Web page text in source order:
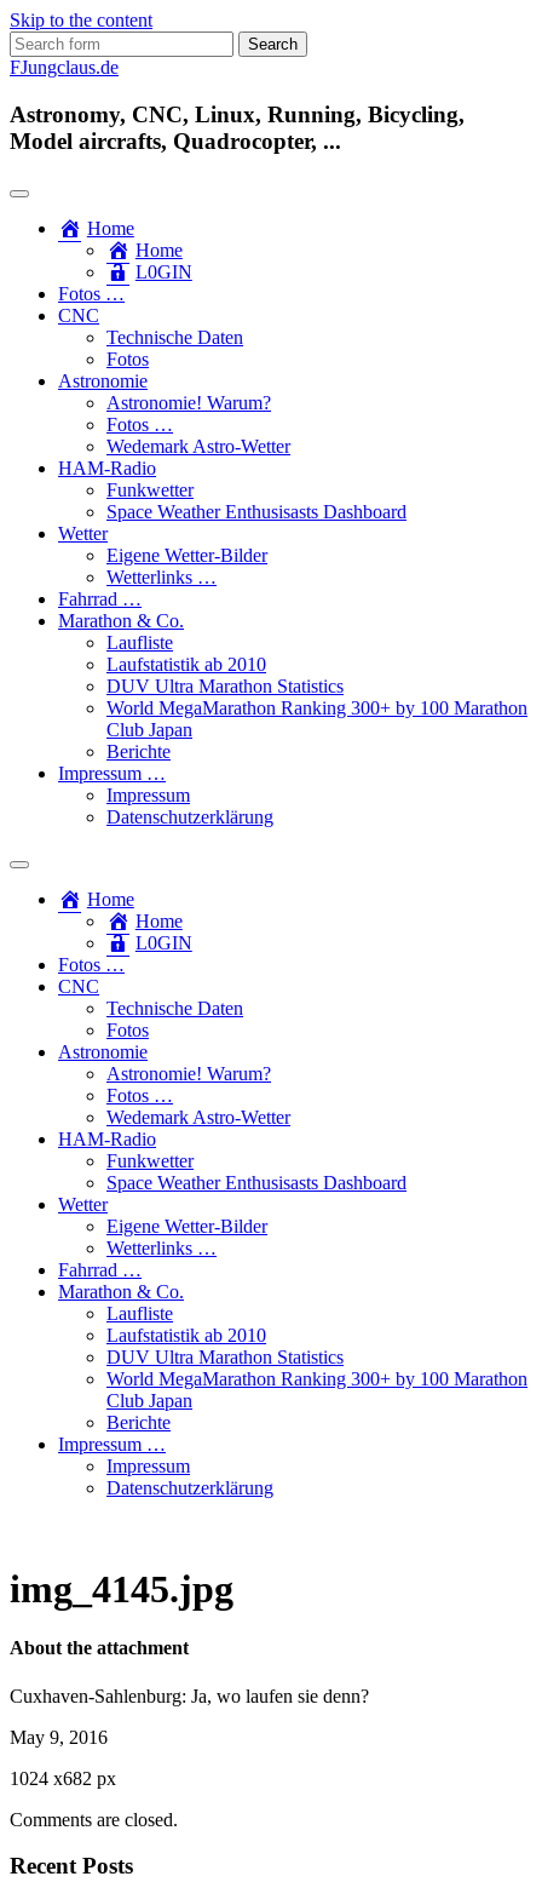
Skip to the content
Search
for:
FJungclaus.de
Astronomy, CNC, Linux, Running, Bicycling,
Model aircrafts, Quadrocopter, ...
Home
Home
L​0​​GIN
Fotos …
CNC
Technische Daten
Fotos
Astronomie
Astronomie! Warum?
Fotos …
Wedemark Astro-Wetter
HAM-Radio
Funkwetter
Space Weather Enthusisasts Dashboard
Wetter
Eigene Wetter-Bilder
Wetterlinks …
Fahrrad …
Marathon & Co.
Laufliste
Laufstatistik ab 2010
DUV Ultra Marathon Statistics
World MegaMarathon Ranking 300+ by 100 Marathon
Club Japan
Berichte
Impressum …
Impressum
Datenschutzerklärung
Toggle
search
field
Home
Home
L​0​​GIN
Fotos …
CNC
Technische Daten
Fotos
Astronomie
Astronomie! Warum?
Fotos …
Wedemark Astro-Wetter
HAM-Radio
Funkwetter
Space Weather Enthusisasts Dashboard
Wetter
Eigene Wetter-Bilder
Wetterlinks …
Fahrrad …
Marathon & Co.
Laufliste
Laufstatistik ab 2010
DUV Ultra Marathon Statistics
World MegaMarathon Ranking 300+ by 100 Marathon
Club Japan
Berichte
Impressum …
Impressum
Datenschutzerklärung
img_4145.jpg
About the attachment
Cuxhaven-Sahlenburg: Ja, wo laufen sie denn?
May 9, 2016
1024 x682 px
Comments are closed.
Recent Posts